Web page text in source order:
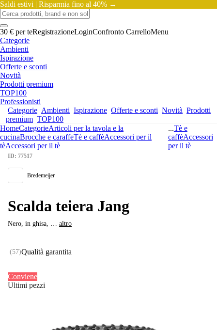
Saldi estivi | Risparmia fino al 40% →
30 € per teRegistrazioneLoginConfronto CarrelloMenu
Categorie
Ambienti
Ispirazione
Offerte e sconti
Novità
Prodotti premium
TOP100
Professionisti
Categorie Ambienti Ispirazione Offerte e sconti Novità Prodotti
premium TOP100
HomeCategorieArticoli per la tavola e la
cucinaBrocche e caraffeTè e caffèAccessori per il
tèAccessori per il tè
...Tè e
caffèAccessori
per il tè
Conviene
Ultimi pezzi
ID: 77517
Bredemeijer
Scalda teiera Jang
Nero, in ghisa, … altro
(57)Qualità garantita